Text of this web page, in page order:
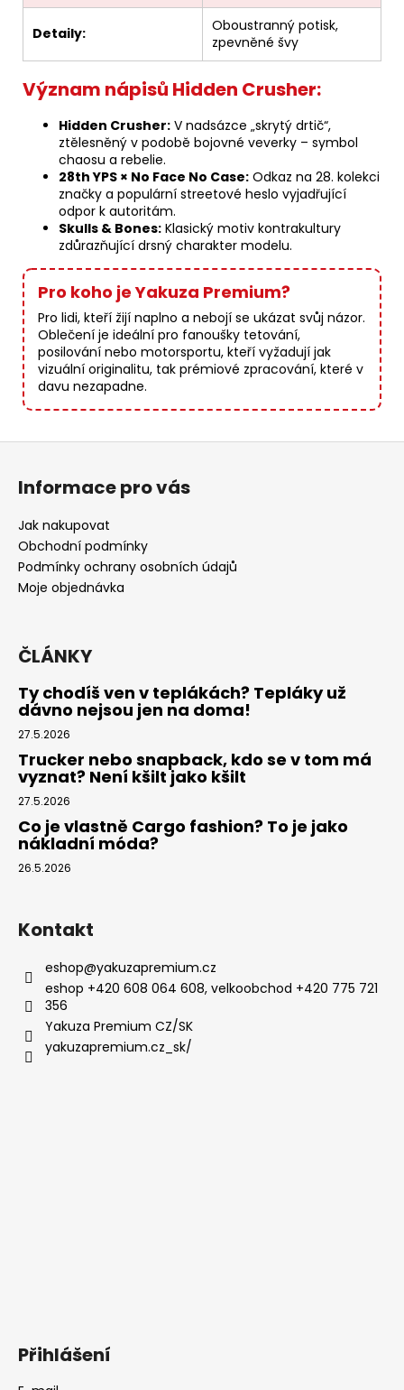
Detaily:
Oboustranný potisk,
zpevněné švy
Význam nápisů Hidden Crusher:
Hidden Crusher: V nadsázce „skrytý drtič“,
ztělesněný v podobě bojovné veverky – symbol
chaosu a rebelie.
28th YPS × No Face No Case: Odkaz na 28. kolekci
značky a populární streetové heslo vyjadřující
odpor k autoritám.
Skulls & Bones: Klasický motiv kontrakultury
zdůrazňující drsný charakter modelu.
Pro koho je Yakuza Premium?
Pro lidi, kteří žijí naplno a nebojí se ukázat svůj názor.
Oblečení je ideální pro fanoušky tetování,
posilování nebo motorsportu, kteří vyžadují jak
vizuální originalitu, tak prémiové zpracování, které v
davu nezapadne.
Informace pro vás
Jak nakupovat
Obchodní podmínky
Podmínky ochrany osobních údajů
Moje objednávka
ČLÁNKY
Ty chodíš ven v teplákách? Tepláky už
dávno nejsou jen na doma!
27.5.2026
Trucker nebo snapback, kdo se v tom má
vyznat? Není kšilt jako kšilt
27.5.2026
Co je vlastně Cargo fashion? To je jako
nákladní móda?
26.5.2026
Kontakt
eshop@yakuzapremium.cz
eshop +420 608 064 608, velkoobchod +420 775 721
356
Yakuza Premium CZ/SK
yakuzapremium.cz_sk/
Přihlášení